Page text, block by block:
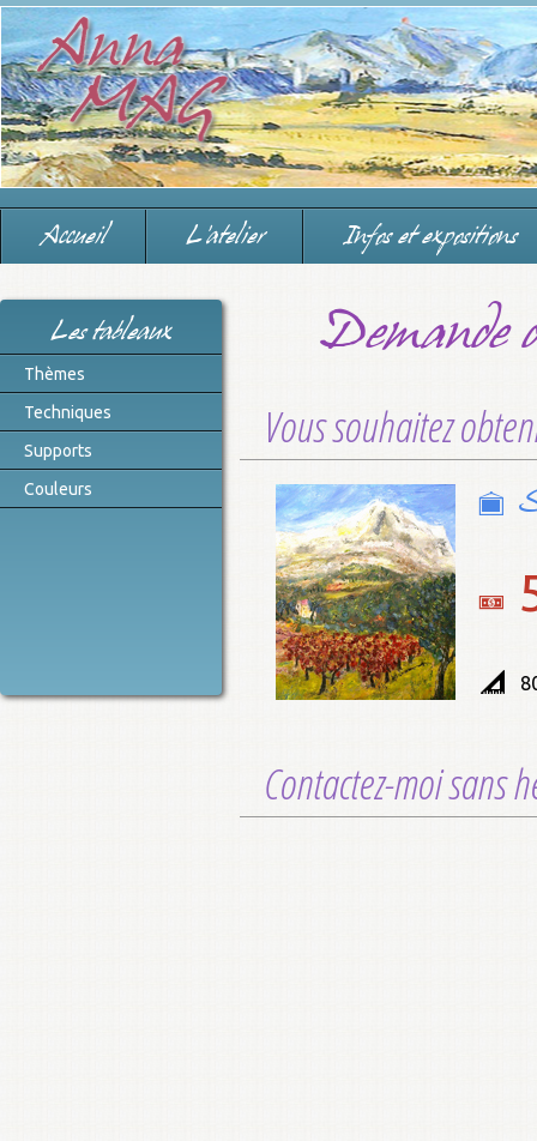
Accueil L'atelier Infos et expositions
Les tableaux
Thèmes
Techniques
Supports
Couleurs
Demande
Vous souhaitez
Contactez-moi sans